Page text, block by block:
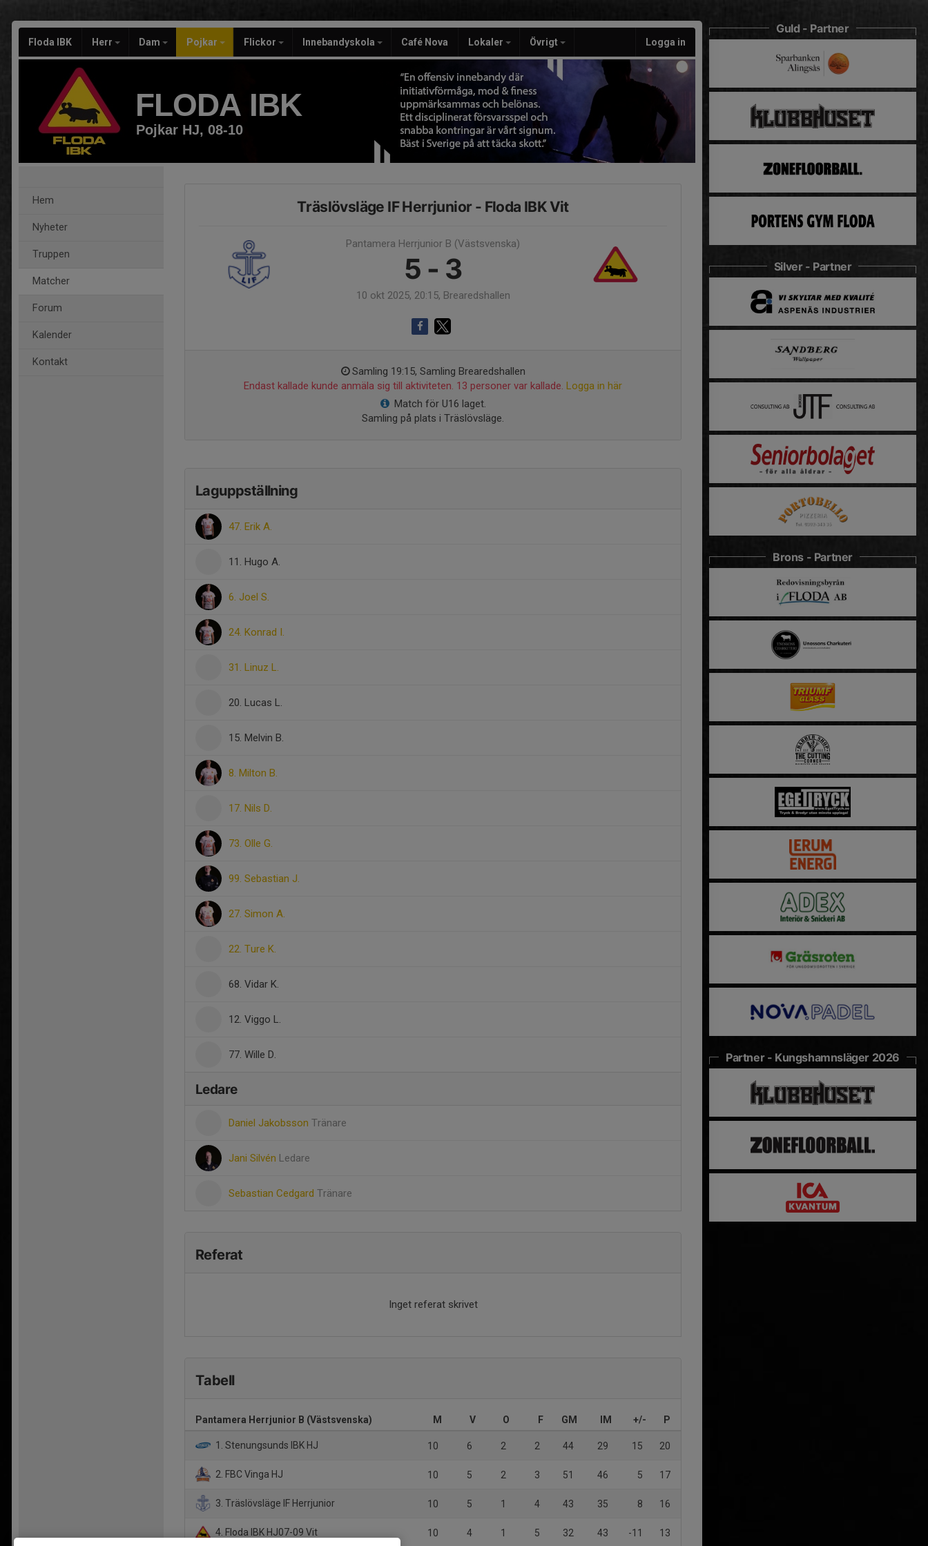
Floda IBK Herr Dam Pojkar Flickor Innebandyskola Café Nova Lokaler Övrigt Logga in
FLODA IBK
Pojkar HJ, 08-10
Hem
Nyheter
Truppen
Matcher
Forum
Kalender
Kontakt
Träslövsläge IF Herrjunior - Floda IBK Vit
Pantamera Herrjunior B (Västsvenska)
5 - 3
10 okt 2025, 20:15, Brearedshallen
Samling 19:15, Samling Brearedshallen
Endast kallade kunde anmäla sig till aktiviteten. 13 personer var kallade. Logga in här
Match för U16 laget.
Samling på plats i Träslövsläge.
Laguppställning
47. Erik A.
11. Hugo A.
6. Joel S.
24. Konrad I.
31. Linuz L.
20. Lucas L.
15. Melvin B.
8. Milton B.
17. Nils D.
73. Olle G.
99. Sebastian J.
27. Simon A.
22. Ture K.
68. Vidar K.
12. Viggo L.
77. Wille D.
Ledare
Daniel Jakobsson Tränare
Jani Silvén Ledare
Sebastian Cedgard Tränare
Referat
Inget referat skrivet
Tabell
Pantamera Herrjunior B (Västsvenska) M V O F GM IM +/- P
1. Stenungsunds IBK HJ 10 6 2 2 44 29 15 20
2. FBC Vinga HJ 10 5 2 3 51 46 5 17
3. Träslövsläge IF Herrjunior 10 5 1 4 43 35 8 16
4. Floda IBK HJ07-09 Vit 10 4 1 5 32 43 -11 13
Guld - Partner
Silver - Partner
Brons - Partner
Partner - Kungshamnsläger 2026